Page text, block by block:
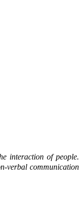
interaction of people.
verbal communication